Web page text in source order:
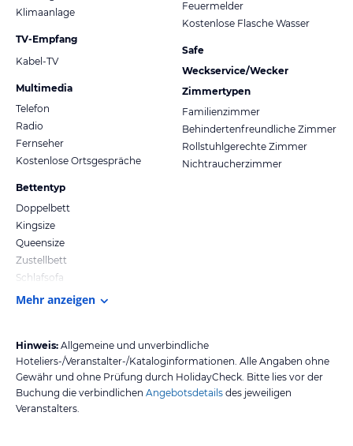
Klimaanlage
TV-Empfang
Kabel-TV
Multimedia
Telefon
Radio
Fernseher
Kostenlose Ortsgespräche
Bettentyp
Doppelbett
Kingsize
Queensize
Zustellbett
Schlafsofa
Feuermelder
Kostenlose Flasche Wasser
Safe
Weckservice/Wecker
Zimmertypen
Familienzimmer
Behindertenfreundliche Zimmer
Rollstuhlgerechte Zimmer
Nichtraucherzimmer
Mehr anzeigen
Hinweis: Allgemeine und unverbindliche
Hoteliers-/Veranstalter-/Kataloginformationen. Alle Angaben ohne
Gewähr und ohne Prüfung durch HolidayCheck. Bitte lies vor der
Buchung die verbindlichen Angebotsdetails des jeweiligen
Veranstalters.